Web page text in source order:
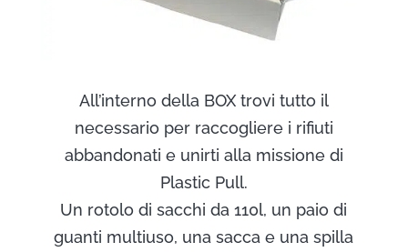
All’interno della BOX trovi tutto il
necessario per raccogliere i rifiuti
abbandonati e unirti alla missione di
Plastic Pull.
Un rotolo di sacchi da 110l, un paio di
guanti multiuso, una sacca e una spilla